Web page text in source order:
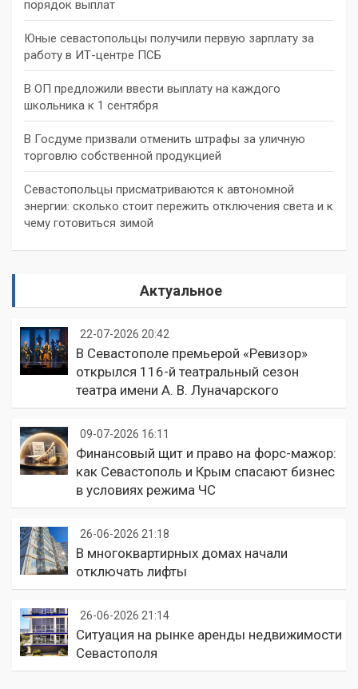
порядок выплат
Юные севастопольцы получили первую зарплату за
работу в ИТ-центре ПСБ
В ОП предложили ввести выплату на каждого
школьника к 1 сентября
В Госдуме призвали отменить штрафы за уличную
торговлю собственной продукцией
Севастопольцы присматриваются к автономной
энергии: сколько стоит пережить отключения света и к
чему готовиться зимой
Актуальное
22-07-2026 20:42
В Севастополе премьерой «Ревизор»
открылся 116-й театральный сезон
театра имени А. В. Луначарского
09-07-2026 16:11
Финансовый щит и право на форс-мажор:
как Севастополь и Крым спасают бизнес
в условиях режима ЧС
26-06-2026 21:18
В многоквартирных домах начали
отключать лифты
26-06-2026 21:14
Ситуация на рынке аренды недвижимости
Севастополя